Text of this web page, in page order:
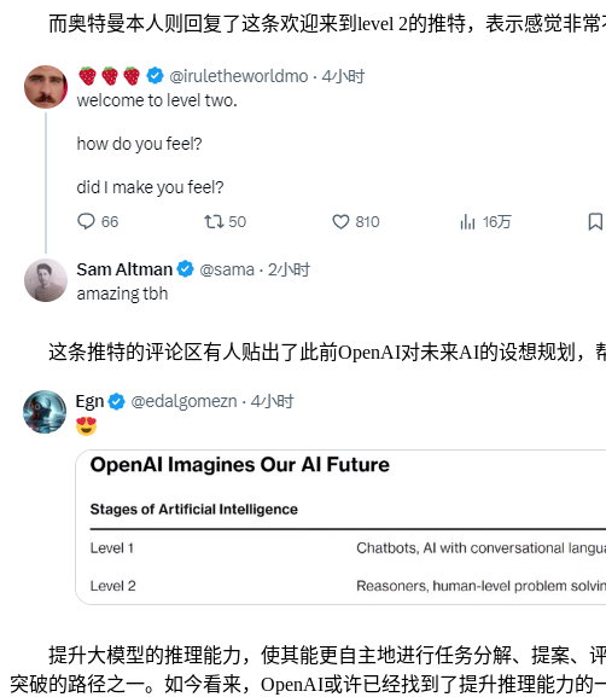
而奥特曼本人则回复了这条欢迎来到level 2的推特，表示感觉非常
这条推特的评论区有人贴出了此前OpenAI对未来AI的设想规划，
提升大模型的推理能力，使其能更自主地进行任务分解、提案、评
突破的路径之一。如今看来，OpenAI或许已经找到了提升推理能力的